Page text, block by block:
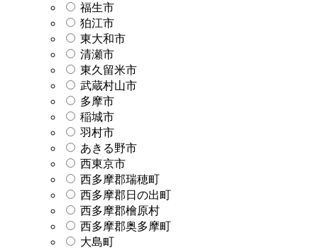
福生市
狛江市
東大和市
清瀬市
東久留米市
武蔵村山市
多摩市
稲城市
羽村市
あきる野市
西東京市
西多摩郡瑞穂町
西多摩郡日の出町
西多摩郡檜原村
西多摩郡奥多摩町
大島町